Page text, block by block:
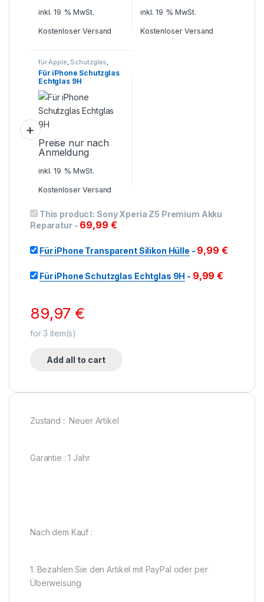
inkl. 19 % MwSt.
Kostenloser Versand
inkl. 19 % MwSt.
Kostenloser Versand
für Apple, Schutzglas,
Smartphone Zubehör
Für iPhone Schutzglas
Echtglas 9H
Preise nur nach
Anmeldung
inkl. 19 % MwSt.
Kostenloser Versand
This product: Sony Xperia Z5 Premium Akku
Reparatur- 69,99 €
Für iPhone Transparent Silikon Hülle - 9,99 €
Für iPhone Schutzglas Echtglas 9H - 9,99€
89,97€
for3 item(s)
Add all to cart
Zustand : Neuer Artikel
Garantie : 1 Jahr
Nach dem Kauf :
1. Bezahlen Sie den Artikel mit PayPal oder per
Überweisung